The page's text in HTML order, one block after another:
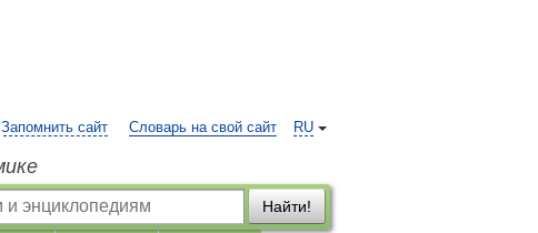
RU
Запомнить сайт Словарь на свой сайт
Найти!